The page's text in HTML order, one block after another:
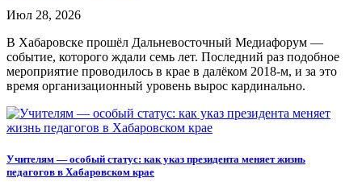
Июл 28, 2026
В Хабаровске прошёл Дальневосточный Медиафорум —
событие, которого ждали семь лет. Последний раз подобное
мероприятие проводилось в крае в далёком 2018-м, и за это
время организационный уровень вырос кардинально.
Учителям — особый статус: как указ президента меняет жизнь
педагогов в Хабаровском крае